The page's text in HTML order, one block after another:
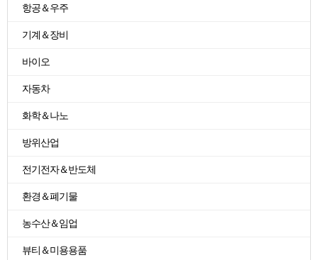
항공＆우주
기계＆장비
바이오
자동차
화학＆나노
방위산업
전기전자＆반도체
환경＆폐기물
농수산＆임업
뷰티＆미용용품